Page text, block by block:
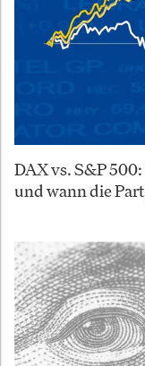
DAX vs. S&P
und wann die